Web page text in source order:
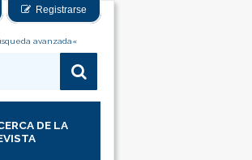
Registrarse
avanzada«
DE LA